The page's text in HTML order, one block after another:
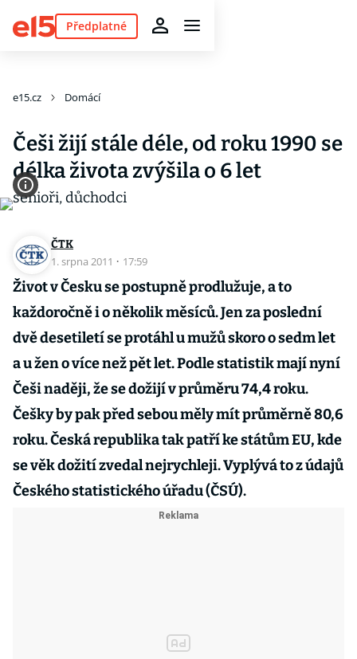
Předplatné
e15.cz Domácí
Češi žijí stále déle, od roku 1990 se
délka života zvýšila o 6 let
ČTK
1. srpna 2011 · 17:59
Život v Česku se postupně prodlužuje, a to
každoročně i o několik měsíců. Jen za poslední
dvě desetiletí se protáhl u mužů skoro o sedm let
a u žen o více než pět let. Podle statistik mají nyní
Češi naději, že se dožijí v průměru 74,4 roku.
Češky by pak před sebou měly mít průměrně 80,6
roku. Česká republika tak patří ke státům EU, kde
se věk dožití zvedal nejrychleji. Vyplývá to z údajů
Českého statistického úřadu (ČSÚ).